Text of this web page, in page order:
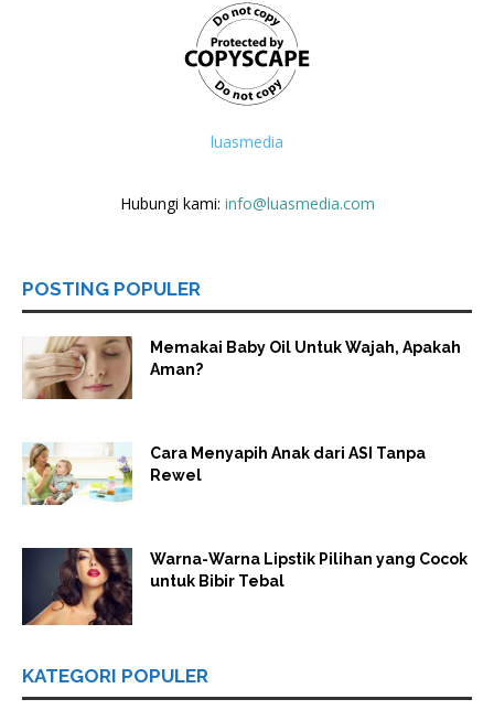
luasmedia
Hubungi kami: info@luasmedia.com
POSTING POPULER
Memakai Baby Oil Untuk Wajah, Apakah
Aman?
Cara Menyapih Anak dari ASI Tanpa
Rewel
Warna-Warna Lipstik Pilihan yang Cocok
untuk Bibir Tebal
KATEGORI POPULER